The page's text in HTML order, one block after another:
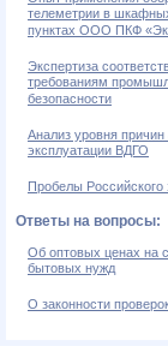
телеметрии в
пунктах ООО ПКФ
Экспертиза
требованиям
безопасности
Анализ уровня
эксплуатации ВДГО
Пробелы Российского
Ответы на вопросы:
Об оптовых ценах на
бытовых нужд
О законности